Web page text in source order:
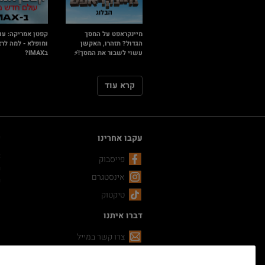
מיינקראפט על המסך
הגדול? תזהרו, האקשן
עשוי לשבור את המסך!⚡
קפטן אמריקה:
ומופלא - למה
בIMAX?
קרא עוד
עקבו אחרינו
פייסבוק
אינסטגרם
טיקטוק
דברו איתנו
צרו קשר במייל